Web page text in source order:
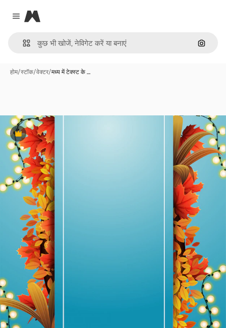
Close menu
Magnific
इमेज से
होम/स्टॉक/वेक्टर/मध्य में टेक्स्ट के …
Premium